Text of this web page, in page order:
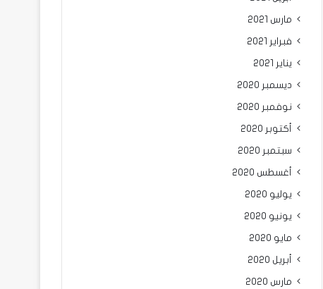
مارس 2021
فبراير 2021
يناير 2021
ديسمبر 2020
نوفمبر 2020
أكتوبر 2020
سبتمبر 2020
أغسطس 2020
يوليو 2020
يونيو 2020
مايو 2020
أبريل 2020
مارس 2020